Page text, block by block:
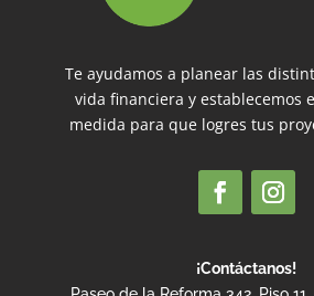
Te ayudamos a planear las
vida financiera y establecemos
medida para que logres tus
¡Contáctanos!